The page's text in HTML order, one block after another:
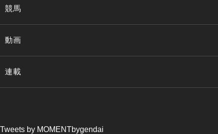
競馬
動画
連載
Tweets by MOMENTbygendai